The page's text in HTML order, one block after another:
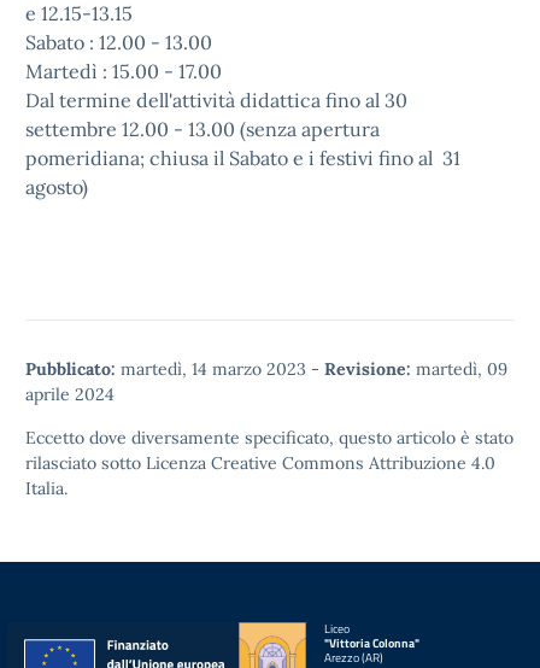
e 12.15-13.15
Sabato : 12.00 - 13.00
Martedì : 15.00 - 17.00
Dal termine dell'attività didattica fino al 30
settembre 12.00 - 13.00 (senza apertura
pomeridiana; chiusa il Sabato e i festivi fino al 31
agosto)
Pubblicato: martedì, 14 marzo 2023 - Revisione: martedì, 09
aprile 2024
Eccetto dove diversamente specificato, questo articolo è stato
rilasciato sotto Licenza Creative Commons Attribuzione 4.0
Italia.
Liceo
"Vittoria Colonna"
Arezzo (AR)